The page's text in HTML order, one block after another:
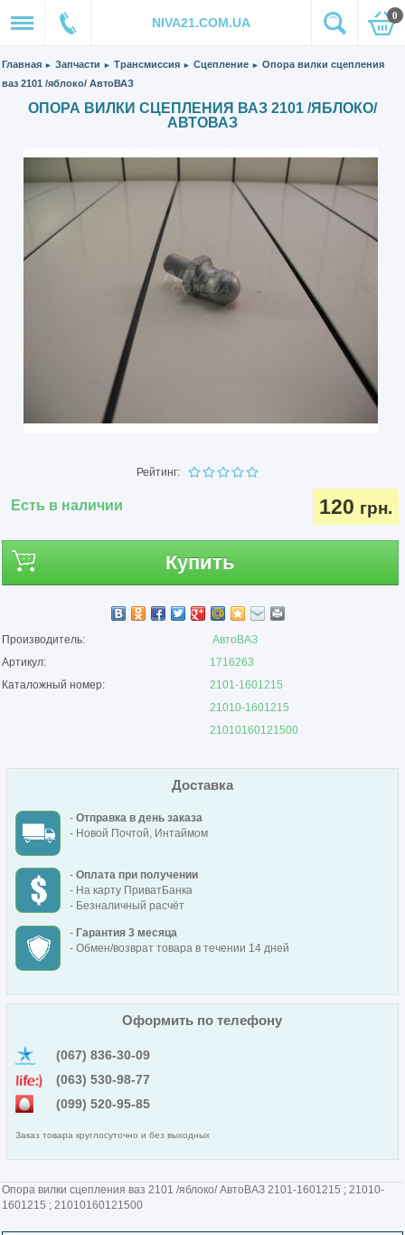
NIVA21.COM.UA 0
Главная ► Запчасти ► Трансмиссия ► Сцепление ► Опора вилки сцепления
ваз 2101 /яблоко/ АвтоВАЗ
ОПОРА ВИЛКИ СЦЕПЛЕНИЯ ВАЗ 2101 /ЯБЛОКО/
АВТОВАЗ
Рейтинг:
Есть в наличии 120 грн.
Купить
Производитель:
АвтоВАЗ
Артикул:
1716263
Каталожный номер:
2101-1601215
21010-1601215
21010160121500
Доставка
- Отправка в день заказа
- Новой Почтой, Интаймом
- Оплата при получении
- На карту ПриватБанка
- Безналичный расчёт
- Гарантия 3 месяца
- Обмен/возврат товара в течении 14 дней
Оформить по телефону
(067) 836-30-09
(063) 530-98-77
(099) 520-95-85
Заказ товара круглосуточно и без выходных
Опора вилки сцепления ваз 2101 /яблоко/ АвтоВАЗ 2101-1601215 ; 21010-
1601215 ; 21010160121500